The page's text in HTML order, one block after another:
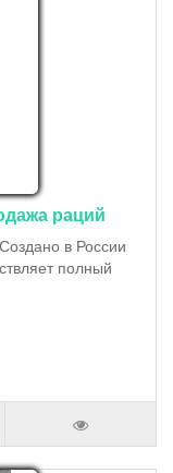
раций
в России
полный